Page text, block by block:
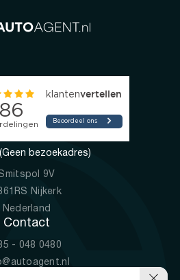
(Geen bezoekadres)
9V
Nijkerk
Nederland
Contact
- 048 0480